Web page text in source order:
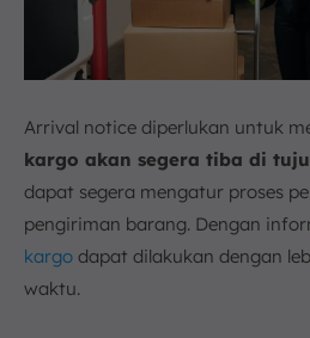
Arrival notice diperlukan untuk
kargo akan segera tiba di
dapat segera mengatur proses
pengiriman barang. Dengan
kargo dapat dilakukan dengan
waktu.